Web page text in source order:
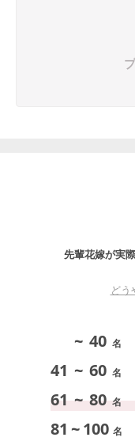
先輩花嫁が実
どう
~ 40 名
41 ~ 60 名
61 ~ 80 名
81 ~100 名